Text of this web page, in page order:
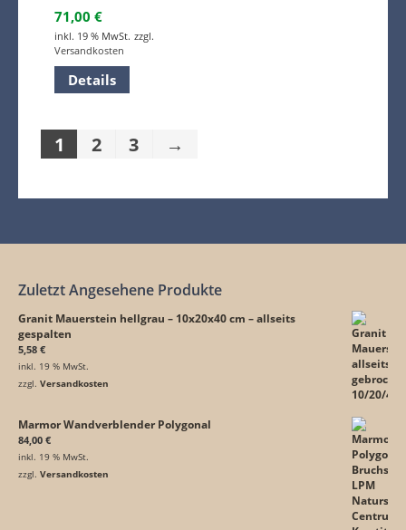
71,00 €
inkl. 19 % MwSt. zzgl.
Versandkosten
Details
1 2 3 →
Zuletzt Angesehene Produkte
Granit Mauerstein hellgrau – 10x20x40 cm – allseits
gespalten
5,58 €
inkl. 19 % MwSt.
zzgl. Versandkosten
Marmor Wandverblender Polygonal
84,00 €
inkl. 19 % MwSt.
zzgl. Versandkosten